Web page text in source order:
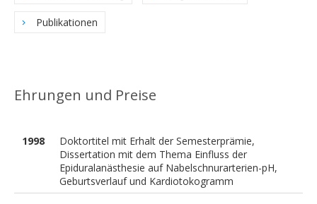
Publikationen
Ehrungen und Preise
1998
Doktortitel mit Erhalt der Semesterprämie,
Dissertation mit dem Thema Einfluss der
Epiduralanästhesie auf Nabelschnurarterien-pH,
Geburtsverlauf und Kardiotokogramm